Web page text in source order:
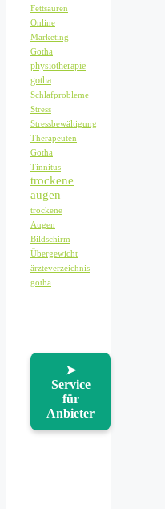
Fettsäuren
Online
Marketing
Gotha
physiotherapie
gotha
Schlafprobleme
Stress
Stressbewältigung
Therapeuten
Gotha
Tinnitus
trockene
augen
trockene
Augen
Bildschirm
Übergewicht
ärzteverzeichnis
gotha
➤
Service
für
Anbieter